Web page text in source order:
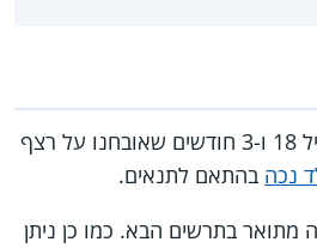
ילדים מגיל 91 ימים עד גיל 18 ו-3 חודשים שאובחנו על רצף
נכה בהתאם לתנאים.
בתרשים הבא. כמו כן ניתן